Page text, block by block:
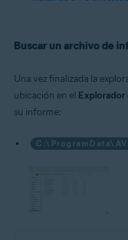
Buscar un archivo de
Una vez finalizada la
ubicación en el Explorador
su informe: